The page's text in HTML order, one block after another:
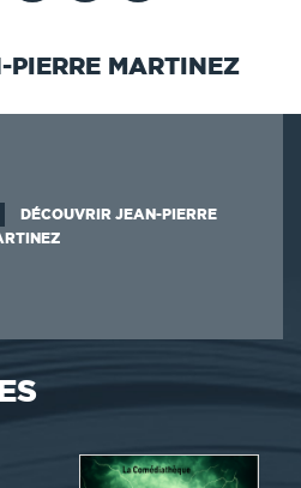
PIERRE MARTINEZ
DÉCOUVRIR JEAN-PIERRE